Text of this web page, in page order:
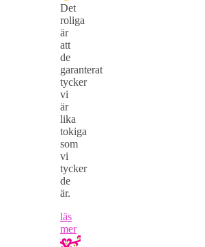
Det
roliga
är
att
de
garanterat
tycker
vi
är
lika
tokiga
som
vi
tycker
de
är.
läs
mer